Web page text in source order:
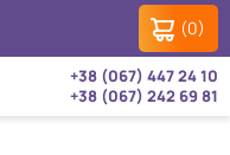
(0)
+38 (067) 447 24 10
+38 (067) 242 69 81